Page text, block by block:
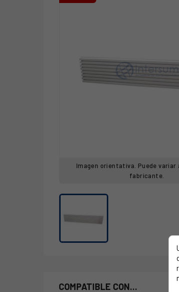
Imagen orientativa. Puede
fabricante.
COMPATIBLE CON...